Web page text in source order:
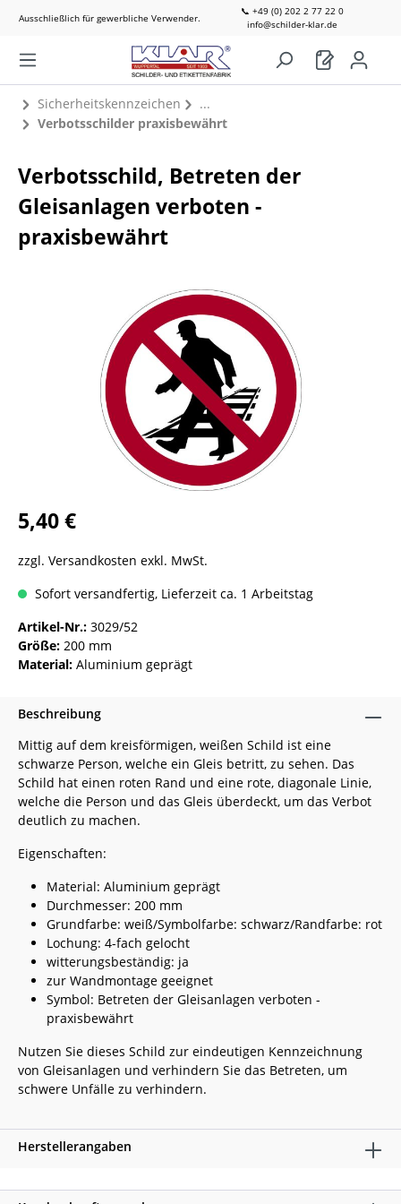
Ausschließlich für gewerbliche Verwender.
📞 +49 (0) 202 2 77 22 0
info@schilder-klar.de
Sicherheitskennzeichen
Verbotsschilder praxisbewährt
Verbotsschild, Betreten der
Gleisanlagen verboten -
praxisbewährt
5,40 €
zzgl. Versandkosten exkl. MwSt.
Sofort versandfertig, Lieferzeit ca. 1 Arbeitstag
Artikel-Nr.: 3029/52
Größe: 200 mm
Material: Aluminium geprägt
Beschreibung
Mittig auf dem kreisförmigen, weißen Schild ist eine
schwarze Person, welche ein Gleis betritt, zu sehen. Das
Schild hat einen roten Rand und eine rote, diagonale Linie,
welche die Person und das Gleis überdeckt, um das Verbot
deutlich zu machen.
Eigenschaften:
Material: Aluminium geprägt
Durchmesser: 200 mm
Grundfarbe: weiß/Symbolfarbe: schwarz/Randfarbe: rot
Lochung: 4-fach gelocht
witterungsbeständig: ja
zur Wandmontage geeignet
Symbol: Betreten der Gleisanlagen verboten -
praxisbewährt
Nutzen Sie dieses Schild zur eindeutigen Kennzeichnung
von Gleisanlagen und verhindern Sie das Betreten, um
schwere Unfälle zu verhindern.
Herstellerangaben